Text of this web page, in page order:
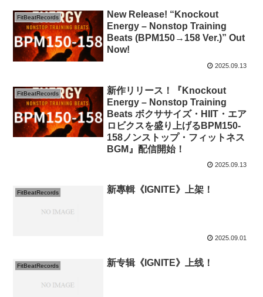
FitBeatRecords
New Release! “Knockout
Energy – Nonstop Training
Beats (BPM150→158 Ver.)” Out
Now!
2025.09.13
FitBeatRecords
新作リリース！『Knockout
Energy – Nonstop Training
Beats ボクササイズ・HIIT・エア
ロビクスを盛り上げるBPM150-
158ノンストップ・フィットネス
BGM』配信開始！
2025.09.13
FitBeatRecords 新專輯《IGNITE》上架！
2025.09.01
FitBeatRecords 新专辑《IGNITE》上线！